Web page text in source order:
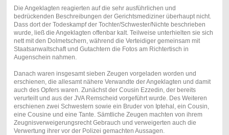
Die Angeklagten reagierten auf die sehr ausführlichen und
bedrückenden Beschreibungen der Gerichtsmediziner überhaupt nicht.
Dass dort der Todeskampf der Tochter/Schwester/Nichte beschrieben
wurde, ließ die Angeklagten offenbar kalt. Teilweise unterhielten sie sich
nett mit den Dolmetschern, während die Verteidiger gemeinsam mit
Staatsanwaltschaft und Gutachtern die Fotos am Richtertisch in
Augenschein nahmen.
Danach waren insgesamt sieben Zeugen vorgeladen worden und
erschienen, die allesamt nähere Verwandte der Angeklagten und damit
auch des Opfers waren. Zunächst der Cousin Ezzedin, der bereits
verurteilt und aus der JVA Remscheid vorgeführt wurde. Des Weiteren
erschienen zwei Schwestern sowie ein Bruder von Iptehal, ein Cousin,
eine Cousine und eine Tante. Sämtliche Zeugen machten von ihrem
Zeugnisverweigerungsrecht Gebrauch und verweigerten auch die
Verwertung ihrer vor der Polizei gemachten Aussagen.